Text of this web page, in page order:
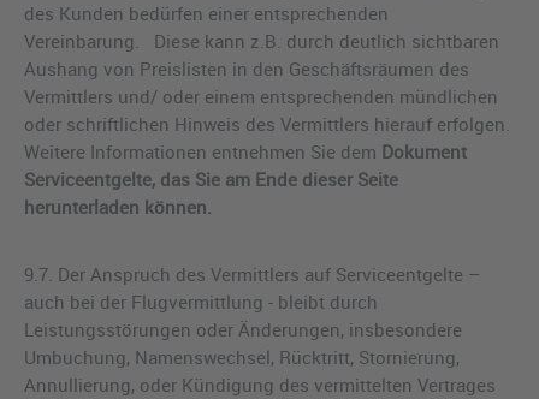
des Kunden bedürfen einer entsprechenden
Vereinbarung. Diese kann z.B. durch deutlich sichtbaren
Aushang von Preislisten in den Geschäftsräumen des
Vermittlers und/ oder einem entsprechenden mündlichen
oder schriftlichen Hinweis des Vermittlers hierauf erfolgen.
Weitere Informationen entnehmen Sie dem Dokument
Serviceentgelte, das Sie am Ende dieser Seite
herunterladen können.
9.7. Der Anspruch des Vermittlers auf Serviceentgelte –
auch bei der Flugvermittlung - bleibt durch
Leistungsstörungen oder Änderungen, insbesondere
Umbuchung, Namenswechsel, Rücktritt, Stornierung,
Annullierung, oder Kündigung des vermittelten Vertrages